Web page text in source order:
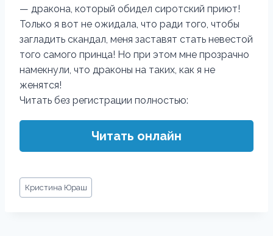
— дракона, который обидел сиротский приют!
Только я вот не ожидала, что ради того, чтобы
загладить скандал, меня заставят стать невестой
того самого принца! Но при этом мне прозрачно
намекнули, что драконы на таких, как я не
женятся!
Читать без регистрации полностью:
Читать онлайн
Метки
записи:
Кристина Юраш